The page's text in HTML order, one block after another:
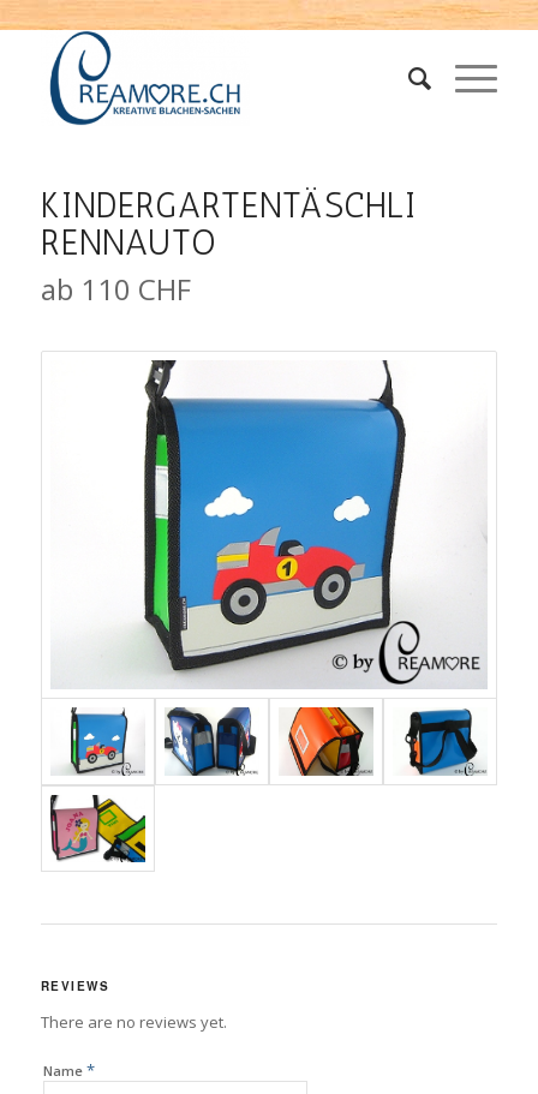
KINDERGARTENTÄSCHLI
RENNAUTO
ab 110 CHF
REVIEWS
There are no reviews yet.
Name *